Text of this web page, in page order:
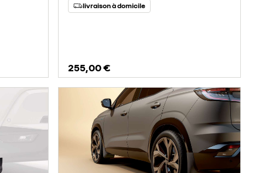
livraison à domicile
255,00 €